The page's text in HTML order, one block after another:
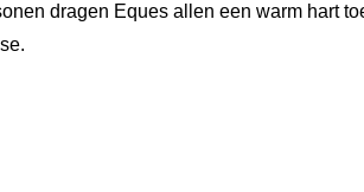
dragen Eques allen een warm hart